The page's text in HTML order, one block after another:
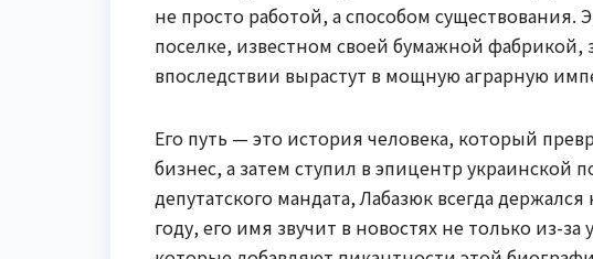
не просто работой, а способом
поселке, известном своей бумажной
впоследствии вырастут в мощную аграрную
Его путь — это история человека, который
бизнес, а затем ступил в эпицентр украинской
депутатского мандата, Лабазюк всегда
году, его имя звучит в новостях не только из-